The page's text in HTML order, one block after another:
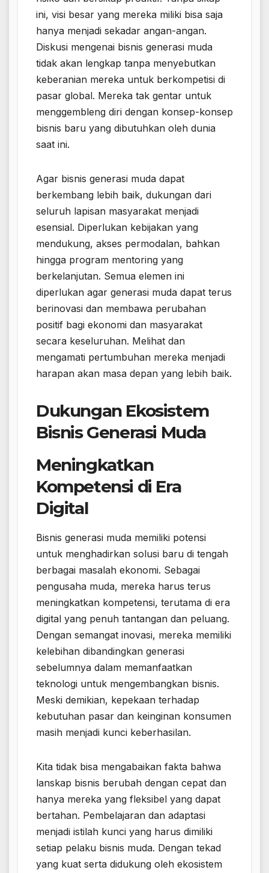
ini, visi besar yang mereka miliki bisa saja
hanya menjadi sekadar angan-angan.
Diskusi mengenai bisnis generasi muda
tidak akan lengkap tanpa menyebutkan
keberanian mereka untuk berkompetisi di
pasar global. Mereka tak gentar untuk
menggembleng diri dengan konsep-konsep
bisnis baru yang dibutuhkan oleh dunia
saat ini.
Agar bisnis generasi muda dapat
berkembang lebih baik, dukungan dari
seluruh lapisan masyarakat menjadi
esensial. Diperlukan kebijakan yang
mendukung, akses permodalan, bahkan
hingga program mentoring yang
berkelanjutan. Semua elemen ini
diperlukan agar generasi muda dapat terus
berinovasi dan membawa perubahan
positif bagi ekonomi dan masyarakat
secara keseluruhan. Melihat dan
mengamati pertumbuhan mereka menjadi
harapan akan masa depan yang lebih baik.
Dukungan Ekosistem
Bisnis Generasi Muda
Meningkatkan
Kompetensi di Era
Digital
Bisnis generasi muda memiliki potensi
untuk menghadirkan solusi baru di tengah
berbagai masalah ekonomi. Sebagai
pengusaha muda, mereka harus terus
meningkatkan kompetensi, terutama di era
digital yang penuh tantangan dan peluang.
Dengan semangat inovasi, mereka memiliki
kelebihan dibandingkan generasi
sebelumnya dalam memanfaatkan
teknologi untuk mengembangkan bisnis.
Meski demikian, kepekaan terhadap
kebutuhan pasar dan keinginan konsumen
masih menjadi kunci keberhasilan.
Kita tidak bisa mengabaikan fakta bahwa
lanskap bisnis berubah dengan cepat dan
hanya mereka yang fleksibel yang dapat
bertahan. Pembelajaran dan adaptasi
menjadi istilah kunci yang harus dimiliki
setiap pelaku bisnis muda. Dengan tekad
yang kuat serta didukung oleh ekosistem